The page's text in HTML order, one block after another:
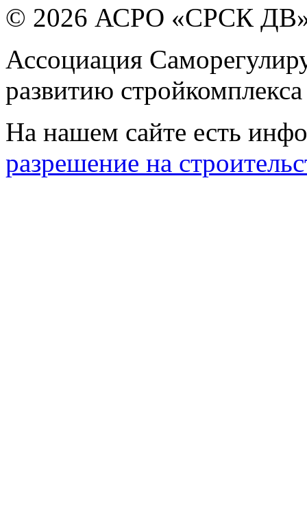
© 2026 АСРО «СРСК
Ассоциация
развитию
На нашем сайте есть
разрешение на